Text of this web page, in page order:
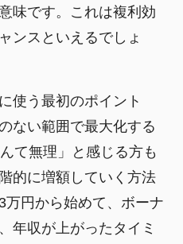
味です。これは複利効
ンスといえるでしょ
使う最初のポイント
ない範囲で最大化する
て無理」と感じる方も
的に増額していく方法
万円から始めて、ボーナ
年収が上がったタイミ